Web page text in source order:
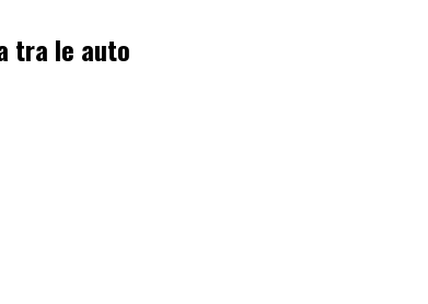
tra le auto